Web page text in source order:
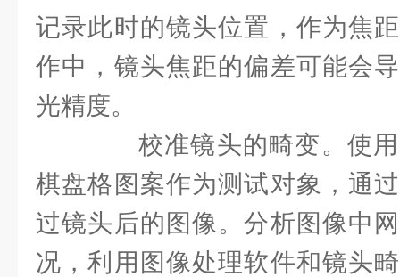
记录此时的镜头位置，作为焦
作中，镜头焦距的偏差可能会
光精度。
校准镜头的畸变。使用
棋盘格图案作为测试对象，通
过镜头后的图像。分析图像中
况，利用图像处理软件和镜头